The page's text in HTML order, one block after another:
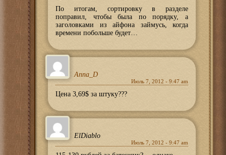
По итогам, сортировку в разделе
поправил, чтобы была по порядку, а
заголовками из айфона займусь, когда
времени побольше будет…
Anna_D
Июль 7, 2012 - 9:47 am
Цена 3,69$ за штуку???
ElDiablo
Июль 7, 2012 - 9:47 am